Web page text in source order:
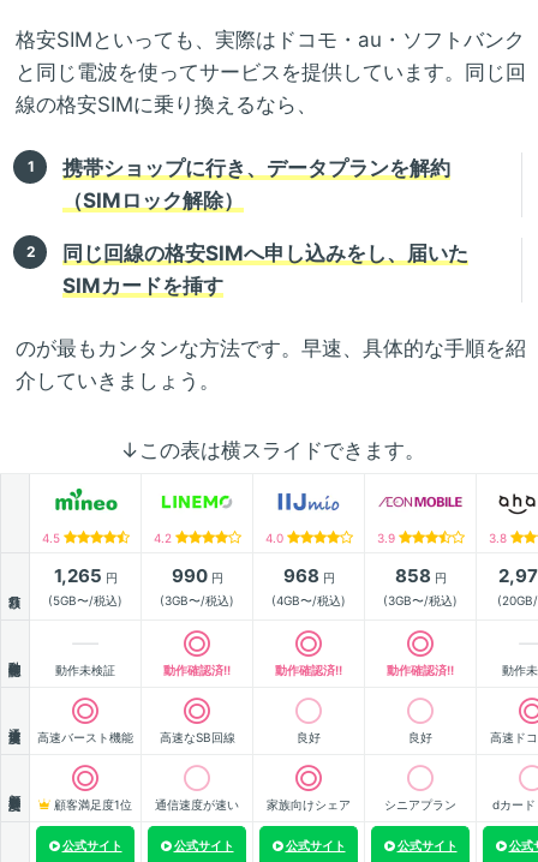
格安SIMといっても、実際はドコモ・au・ソフトバンク
と同じ電波を使ってサービスを提供しています。同じ回
線の格安SIMに乗り換えるなら、
携帯ショップに行き、データプランを解約
（SIMロック解除）
同じ回線の格安SIMへ申し込みをし、届いた
SIMカードを挿す
のが最もカンタンな方法です。早速、具体的な手順を紹
介していきましょう。
↓この表は横スライドできます。
4.5 4.2 4.0 3.9 3.8
1,265 円
(5GB〜/税込)
990円
(3GB〜/税込)
968 円
(4GB〜/税込)
858 円
(3GB〜/税込)
動作未検証 動作確認済!! 動作確認済!! 動作確認済!! 動作
高速バースト機能 高速なSB回線 良好 良好 高速ド
顧客満足度1位 通信速度が速い 家族向けシェア シニアプラン dカード
公式サイト 公式サイト 公式サイト 公式サイト 公式